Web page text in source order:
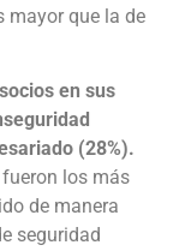
mayor que la de
en sus
(28%).
los más
de manera
seguridad